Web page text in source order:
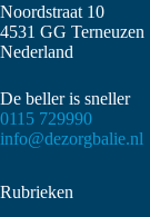
Noordstraat 10
4531 GG Terneuzen
Nederland
De beller is sneller
0115 729990
info@dezorgbalie.nl
Rubrieken